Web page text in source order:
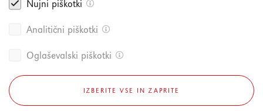
Nujni piškotki
Analitični piškotki
Oglaševalski piškotki
IZBERITE VSE IN ZAPRITE